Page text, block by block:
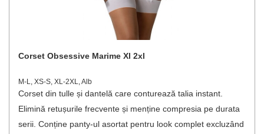
Corset Obsessive Marime Xl 2xl
M-L, XS-S, XL-2XL, Alb
Corset din tulle și dantelă care conturează talia instant.
Elimină retușurile frecvente și menține compresia pe durata
serii. Conține panty-ul asortat pentru look complet excluzând